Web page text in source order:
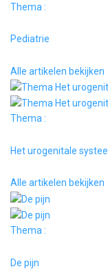
Thema :
Pediatrie
Alle artikelen bekijken
Thema :
Het urogenitale
Alle artikelen bekijken
Thema :
De pijn